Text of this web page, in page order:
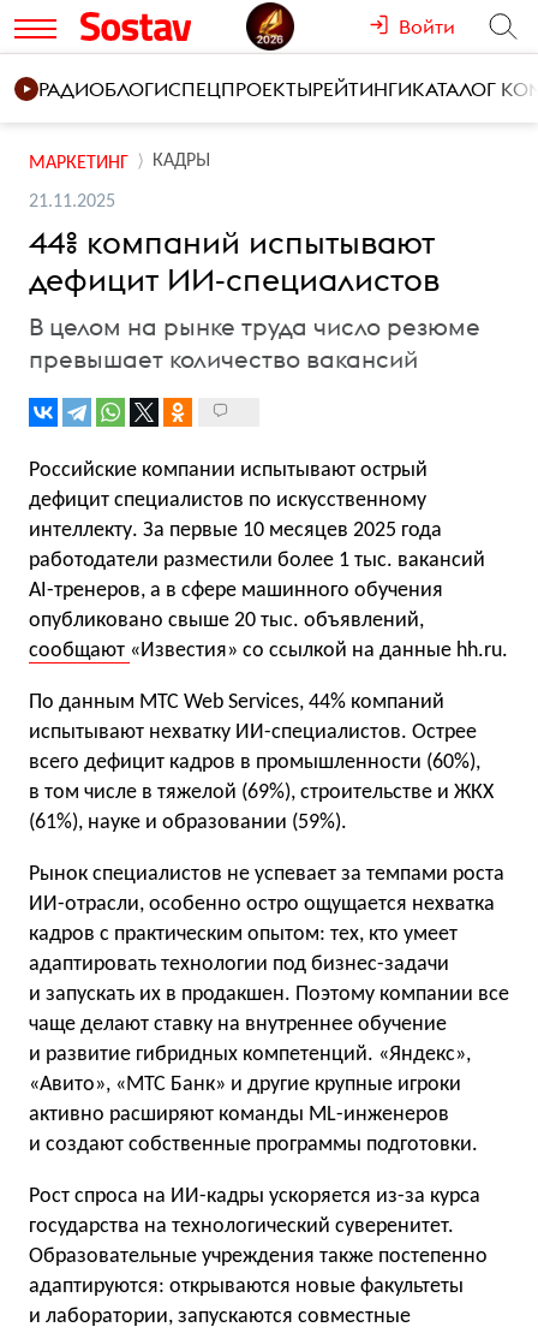
Войти
РАДИОБЛОГИСПЕЦПРОЕКТЫРЕЙТИНГИКАТАЛОГ
МАРКЕТИНГ КАДРЫ
21.11.2025
44% компаний испытывают
дефицит ИИ-специалистов
В целом на рынке труда число резюме
превышает количество вакансий
Российские компании испытывают острый
дефицит специалистов по искусственному
интеллекту. За первые 10 месяцев 2025 года
работодатели разместили более 1 тыс. вакансий
AI-тренеров, а в сфере машинного обучения
опубликовано свыше 20 тыс. объявлений,
сообщают «Известия» со ссылкой на данные hh.ru.
По данным МТС Web Services, 44% компаний
испытывают нехватку ИИ-специалистов. Острее
всего дефицит кадров в промышленности (60%),
в том числе в тяжелой (69%), строительстве и ЖКХ
(61%), науке и образовании (59%).
Рынок специалистов не успевает за темпами роста
ИИ-отрасли, особенно остро ощущается нехватка
кадров с практическим опытом: тех, кто умеет
адаптировать технологии под бизнес-задачи
и запускать их в продакшен. Поэтому компании все
чаще делают ставку на внутреннее обучение
и развитие гибридных компетенций. «Яндекс»,
«Авито», «МТС Банк» и другие крупные игроки
активно расширяют команды ML-инженеров
и создают собственные программы подготовки.
Рост спроса на ИИ-кадры ускоряется из-за курса
государства на технологический суверенитет.
Образовательные учреждения также постепенно
адаптируются: открываются новые факультеты
и лаборатории, запускаются совместные